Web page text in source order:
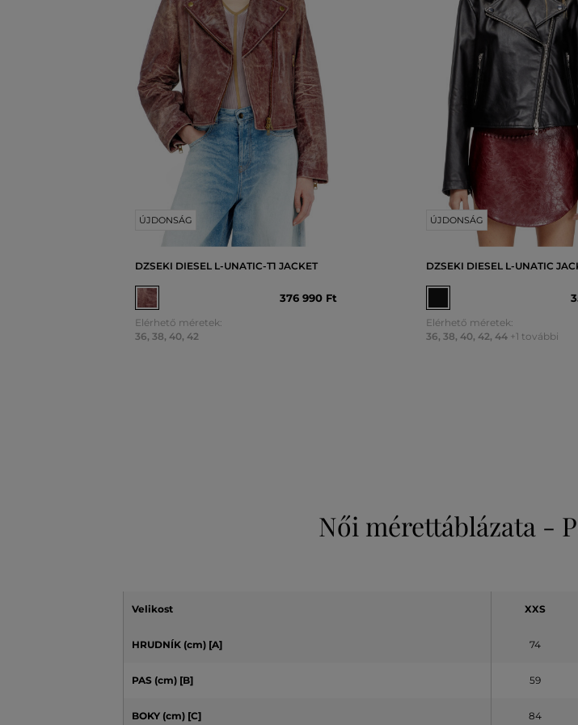
ÚJDONSÁG
DZSEKI DIESEL L-UNATIC-T1 JACKET
376 990 Ft
Elérhető méretek:
36, 38, 40, 42
ÚJDONSÁG
DZSEKI DIESEL L-UNATIC
Elérhető méretek:
36, 38, 40, 42, 44 +1 további
Női mérettáblázata -
Velikost XXS
HRUDNÍK (cm) [A] 74
PAS (cm) [B] 59
BOKY (cm) [C] 84